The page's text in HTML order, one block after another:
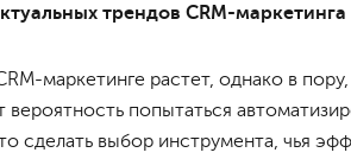
трендов CRM-маркетинга
маркетинге растет, однако в
попытаться
сделать выбор инструмента, чья